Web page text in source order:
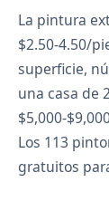
La pintura
$2.50-4.50/
superficie,
una casa de
$5,000-
Los 113
gratuitos